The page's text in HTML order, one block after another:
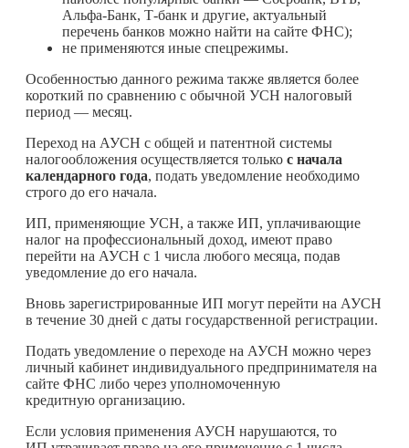
Альфа-Банк, Т-банк и другие, актуальный
перечень банков можно найти на сайте ФНС);
не применяются иные спецрежимы.
Особенностью данного режима также является более
короткий по сравнению с обычной УСН налоговый
период — месяц.
Переход на АУСН с общей и патентной системы
налогообложения осуществляется только с начала
календарного года, подать уведомление необходимо
строго до его начала.
ИП, применяющие УСН, а также ИП, уплачивающие
налог на профессиональный доход, имеют право
перейти на АУСН с 1 числа любого месяца, подав
уведомление до его начала.
Вновь зарегистрированные ИП могут перейти на АУСН
в течение 30 дней с даты государственной регистрации.
Подать уведомление о переходе на АУСН можно через
личный кабинет индивидуального предпринимателя на
сайте ФНС либо через уполномоченную
кредитную организацию.
Если условия применения АУСН нарушаются, то